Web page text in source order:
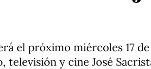
el próximo miércoles 17
y cine José